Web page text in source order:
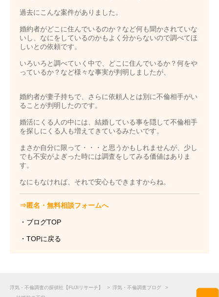
過去にこんな案件がありました。
婚約者がどこに住んでいるのか？など何も聞かされていな
いし、なにをしているのかもよく分からないので調べてほ
しいとの依頼です。
いろいろと調べていく中で、どこに住んでいるか？何をや
っているか？など様々な事実が判明しましたが、
婚約者が妻子持ちで、さらに依頼人とは別に不倫相手がい
ることが判明したのです。
婚活にくる人の中には、結婚している事を隠して不倫相手
を探しにくる人も増えてきているみたいです。
まさか自分に限って・・・と思うかもしれませんが、少し
でも不安がよぎった時には調査をしてみる価値はありま
す。
なにもなければ、それで安心もできますからね。
⇒匿名・無料相談フォームへ
・ブログTOP
・TOPに戻る
浮気・不倫調査の探偵社【FUJIリサーチ】 > 浮気・不倫調査ブログ
>